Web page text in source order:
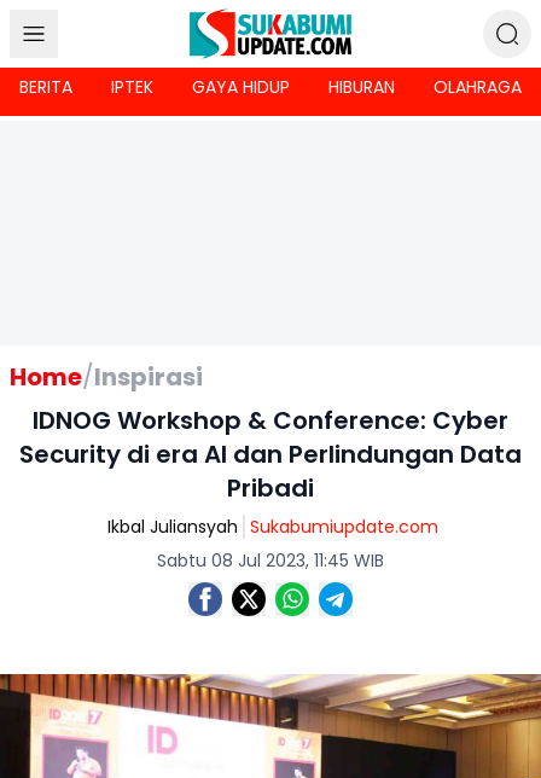
BERITA IPTEK GAYA HIDUP HIBURAN OLAHRAGA
Home/Inspirasi
IDNOG Workshop & Conference: Cyber
Security di era AI dan Perlindungan Data
Pribadi
Ikbal Juliansyah Sukabumiupdate.com
Sabtu 08 Jul 2023, 11:45 WIB